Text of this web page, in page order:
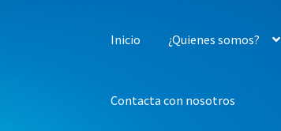
Inicio ¿Quienes somos?
Contacta con nosotros